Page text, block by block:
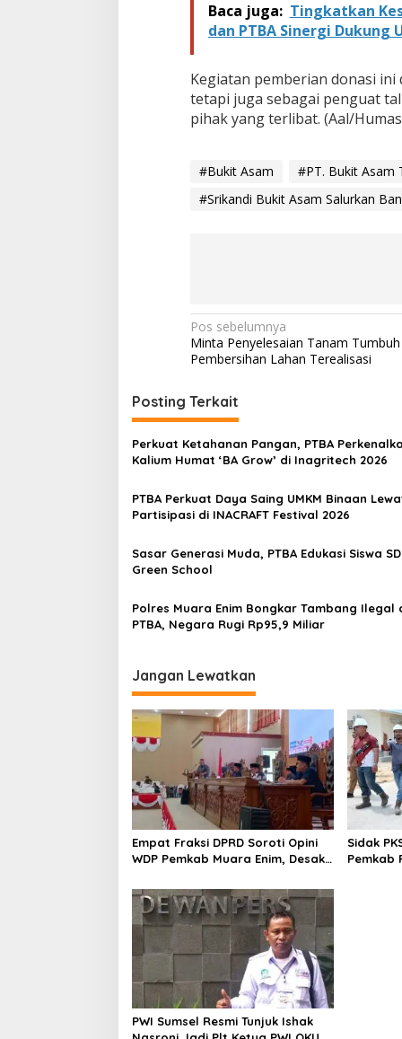
Baca juga: Tingkatkan
dan PTBA Sinergi Dukung
Kegiatan pemberian donasi
tetapi juga sebagai penguat
pihak yang terlibat. (Aal/
#Bukit Asam #PT. Bukit Asam
#Srikandi Bukit Asam Salurkan
N
a
i
g
a
i
o
s
Pos sebelumnya
Minta Penyelesaian Tanam
Pembersihan Lahan Terealisasi
Posting Terkait
Perkuat Ketahanan Pangan, PTBA
Kalium Humat ‘BA Grow’ di Inagritech 2026
PTBA Perkuat Daya Saing UMKM Binaan
Partisipasi di INACRAFT Festival 2026
Sasar Generasi Muda, PTBA Edukasi Siswa
Green School
Polres Muara Enim Bongkar Tambang Ilegal
PTBA, Negara Rugi Rp95,9 Miliar
Jangan Lewatkan
Empat Fraksi DPRD Soroti Opini
WDP Pemkab Muara Enim, Desak
Sidak
Pemkab
PWI Sumsel Resmi Tunjuk Ishak